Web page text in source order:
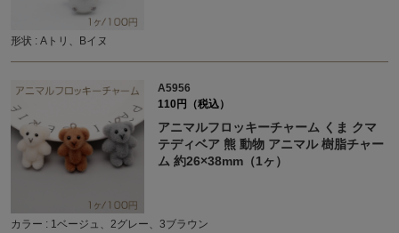
形状 : Aトリ、Bイヌ
A5956
110円（税込）
アニマルフロッキーチャーム くま クマ
テディベア 熊 動物 アニマル 樹脂チャー
ム 約26×38mm（1ヶ）
カラー : 1ベージュ、2グレー、3ブラウン